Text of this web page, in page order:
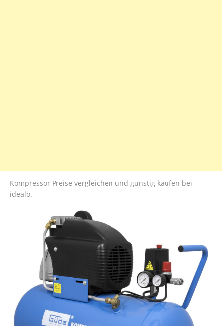
Kompressor Preise vergleichen und günstig kaufen bei
idealo.